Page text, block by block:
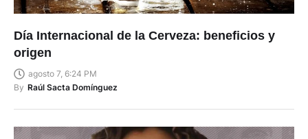
Día Internacional de la Cerveza: beneficios y
origen
agosto 7, 6:24 PM